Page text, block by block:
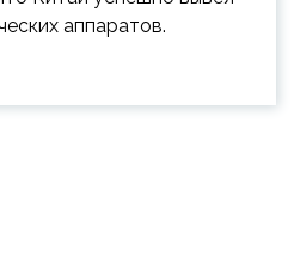
аппаратов.